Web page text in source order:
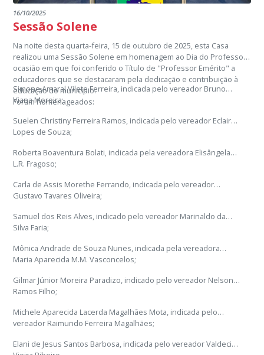
16/10/2025
Sessão Solene
Na noite desta quarta-feira, 15 de outubro de 2025, esta Casa
realizou uma Sessão Solene em homenagem ao Dia do Professor,
ocasião em que foi conferido o Título de "Professor Emérito" a
educadores que se destacaram pela dedicação e contribuição à
educação do município.
Foram homenageados:
Simone Amaral Vilete Ferreira, indicada pelo vereador Bruno
Viana Moreira;
Suelen Christiny Ferreira Ramos, indicada pelo vereador Eclair
Lopes de Souza;
Roberta Boaventura Bolati, indicada pela vereadora Elisângela
L.R. Fragoso;
Carla de Assis Morethe Ferrando, indicada pelo vereador
Gustavo Tavares Oliveira;
Samuel dos Reis Alves, indicado pelo vereador Marinaldo da
Silva Faria;
Mônica Andrade de Souza Nunes, indicada pela vereadora
Maria Aparecida M.M. Vasconcelos;
Gilmar Júnior Moreira Paradizo, indicado pelo vereador Nelson
Ramos Filho;
Michele Aparecida Lacerda Magalhães Mota, indicada pelo
vereador Raimundo Ferreira Magalhães;
Elani de Jesus Santos Barbosa, indicada pelo vereador Valdeci